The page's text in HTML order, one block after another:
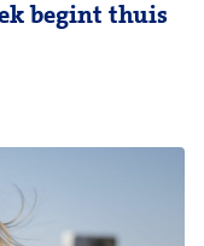
begint thuis